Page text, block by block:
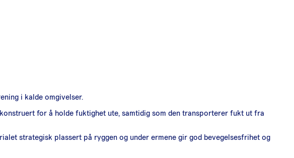
i kalde omgivelser.
for å holde fuktighet ute, samtidig som den transporterer fukt ut fra
strategisk plassert på ryggen og under ermene gir god bevegelsesfrihet og